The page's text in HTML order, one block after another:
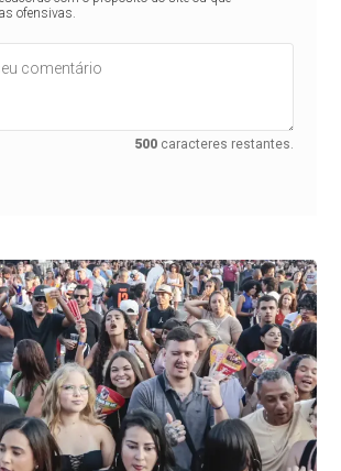
ofensivas.
500 caracteres restantes.